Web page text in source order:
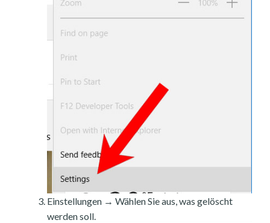
Einstellungen → Wählen Sie aus, was gelöscht
werden soll.